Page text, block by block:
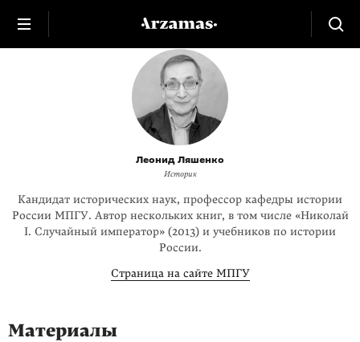
Леонид Ляшенко
Историк
Кандидат исторических наук, профессор кафедры истории
России МПГУ. Автор нескольких книг, в том числе «Николай
I. Случайный император» (2013) и учебников по истории
России.
Страница на сайте МПГУ
Материалы